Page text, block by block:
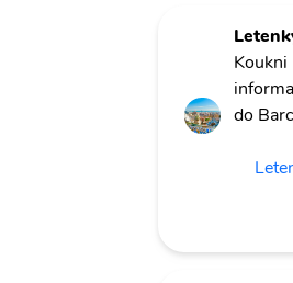
Koukni
do